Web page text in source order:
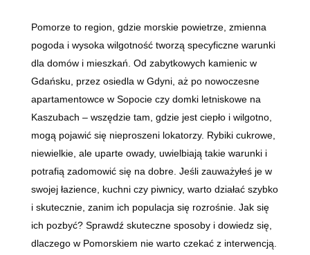
Pomorze to region, gdzie morskie powietrze, zmienna
pogoda i wysoka wilgotność tworzą specyficzne warunki
dla domów i mieszkań. Od zabytkowych kamienic w
Gdańsku, przez osiedla w Gdyni, aż po nowoczesne
apartamentowce w Sopocie czy domki letniskowe na
Kaszubach – wszędzie tam, gdzie jest ciepło i wilgotno,
mogą pojawić się nieproszeni lokatorzy. Rybiki cukrowe,
niewielkie, ale uparte owady, uwielbiają takie warunki i
potrafią zadomowić się na dobre. Jeśli zauważyłeś je w
swojej łazience, kuchni czy piwnicy, warto działać szybko
i skutecznie, zanim ich populacja się rozrośnie. Jak się
ich pozbyć? Sprawdź skuteczne sposoby i dowiedz się,
dlaczego w Pomorskiem nie warto czekać z interwencją.